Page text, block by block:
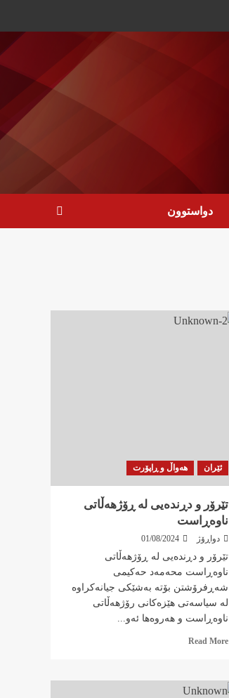
دواستوون
ئێران هەواڵ و ڕاپۆرت
تێرۆر و دڕندەیی لە ڕۆژهەڵاتی
ناوەڕاست
دواڕۆژ 01/08/2024
تێرۆر و دڕندەیی لە ڕۆژهەڵاتی
ناوەڕاست محەمەد حەکیمی
شەڕفرۆشتن بۆتە بەشێکی جیانەکراوە
لە سیاسەتی هێزەکانی رۆژهەڵاتی
ناوەڕاست و هەروەها ئەو...
Read More
Read
تێرۆر
و